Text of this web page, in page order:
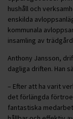
hushåll och
enskilda
kommunala
insamling av
Anthony Jansson,
dagliga driften. Han
– Efter att ha varit
det förlängda
fantastiska